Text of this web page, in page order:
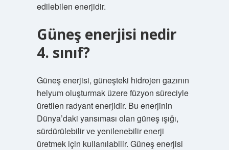
edilebilen enerjidir.
Güneş enerjisi nedir
4. sınıf?
Güneş enerjisi, güneşteki hidrojen gazının
helyum oluşturmak üzere füzyon süreciyle
üretilen radyant enerjidir. Bu enerjinin
Dünya’daki yansıması olan güneş ışığı,
sürdürülebilir ve yenilenebilir enerji
üretmek için kullanılabilir. Güneş enerjisi